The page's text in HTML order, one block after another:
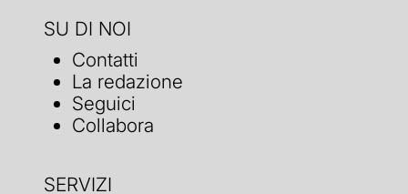
SU DI NOI
Contatti
La redazione
Seguici
Collabora
SERVIZI